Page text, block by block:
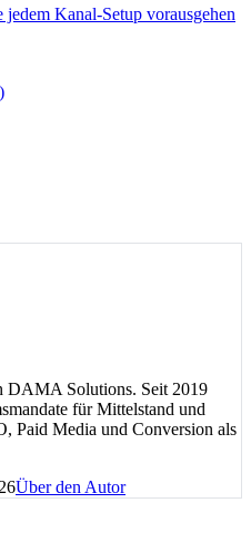
Kanal-Setup vorausgehen
DAMA Solutions. Seit 2019
für Mittelstand und
Paid Media und Conversion als
Über den Autor